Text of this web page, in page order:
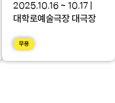
2025.10.16 ~ 10.17 |
대학로예술극장 대극장
무용